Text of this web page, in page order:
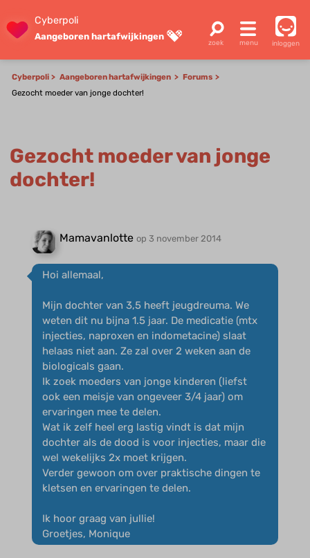
Cyberpoli
Aangeboren hartafwijkingen
inloggen
Cyberpoli Aangeboren hartafwijkingen
Forums
Gezocht moeder van jonge dochter!
Gezocht moeder van jonge
dochter!
Mamavanlotte op 3 november 2014
Hoi allemaal,
Mijn dochter van 3,5 heeft jeugdreuma. We
weten dit nu bijna 1.5 jaar. De medicatie (mtx
injecties, naproxen en indometacine) slaat
helaas niet aan. Ze zal over 2 weken aan de
biologicals gaan.
Ik zoek moeders van jonge kinderen (liefst
ook een meisje van ongeveer 3/4 jaar) om
ervaringen mee te delen.
Wat ik zelf heel erg lastig vindt is dat mijn
dochter als de dood is voor injecties, maar die
wel wekelijks 2x moet krijgen.
Verder gewoon om over praktische dingen te
kletsen en ervaringen te delen.
Ik hoor graag van jullie!
Groetjes, Monique